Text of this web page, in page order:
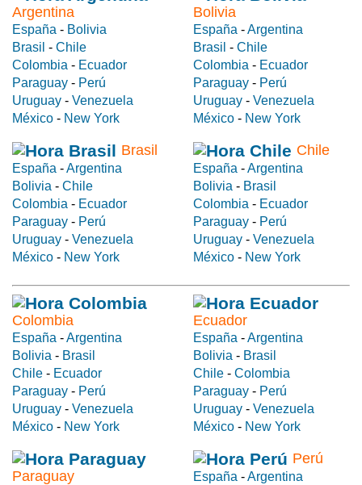
Argentina
España - Bolivia
Brasil - Chile
Colombia - Ecuador
Paraguay - Perú
Uruguay - Venezuela
México - New York
Bolivia
España -Argentina
Brasil - Chile
Colombia - Ecuador
Paraguay - Perú
Uruguay - Venezuela
México - New York
Brasil
España -Argentina
Bolivia - Chile
Colombia - Ecuador
Paraguay - Perú
Uruguay - Venezuela
México - New York
Chile
España -Argentina
Bolivia - Brasil
Colombia - Ecuador
Paraguay - Perú
Uruguay - Venezuela
México - New York
Colombia
España -Argentina
Bolivia - Brasil
Chile - Ecuador
Paraguay - Perú
Uruguay - Venezuela
México - New York
Ecuador
España -Argentina
Bolivia - Brasil
Chile - Colombia
Paraguay - Perú
Uruguay - Venezuela
México - New York
Paraguay
Perú
España -Argentina